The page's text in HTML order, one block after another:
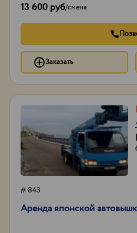
13 600 руб/смена
Заказать
# 843
Аpенда японской